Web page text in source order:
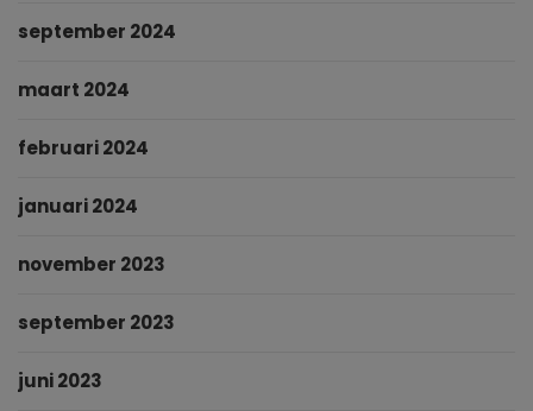
september 2024
maart 2024
februari 2024
januari 2024
november 2023
september 2023
juni 2023